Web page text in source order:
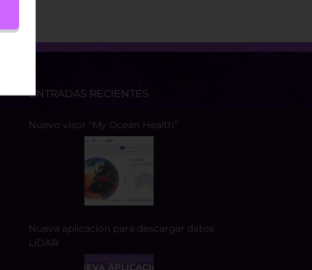
ENTRADAS RECIENTES
Nuevo visor “My Ocean Health”
Nueva aplicación para descargar datos
LiDAR